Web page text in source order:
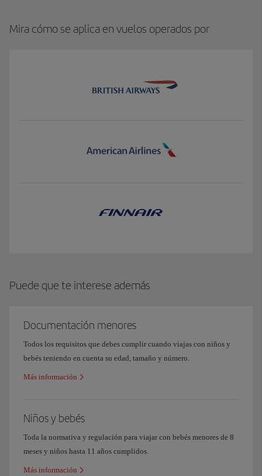
Mira cómo se aplica en vuelos operados por
Puede que te interese además
Documentación menores
Todos los requisitos que debes cumplir cuando viajas con niños y
bebés teniendo en cuenta su edad, tamaño y número.
Más información
Niños y bebés
Toda la normativa y regulación para viajar con bebés menores de 8
meses y niños hasta 11 años cumplidos.
Más información